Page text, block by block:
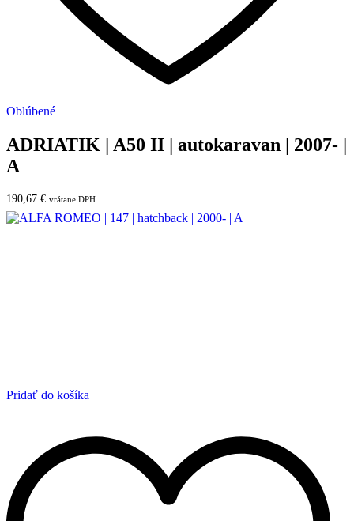
Oblúbené
ADRIATIK | A50 II | autokaravan | 2007- |
A
190,67 € vrátane DPH
Pridať do košíka